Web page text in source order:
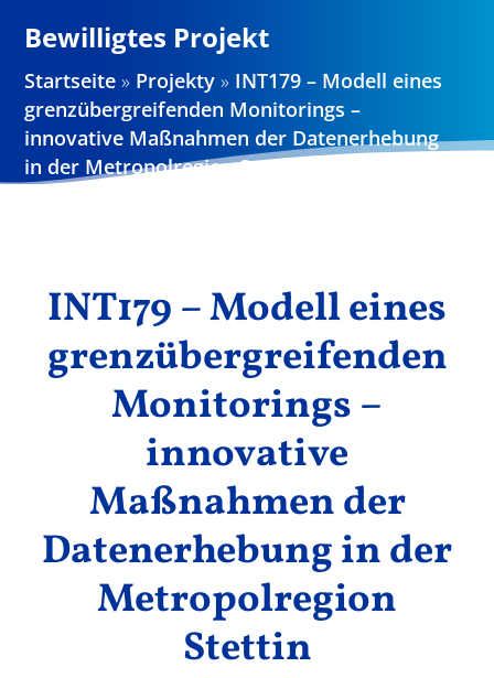
Projekte
Aktuelles
Bewilligtes Projekt
Startseite » Projekty » INT179 – Modell eines
grenzübergreifenden Monitorings –
innovative Maßnahmen der Datenerhebung
in der Metropolregion Stettin
INT179 – Modell eines
grenzübergreifenden
Monitorings –
innovative
Maßnahmen der
Datenerhebung in der
Metropolregion
Stettin